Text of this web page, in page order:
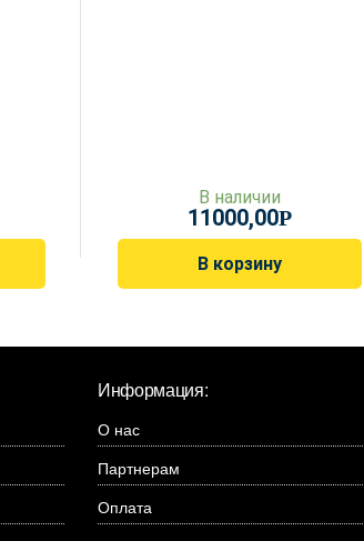
В наличии
11000,00Р
В корзину
Информация:
О нас
Партнерам
Оплата